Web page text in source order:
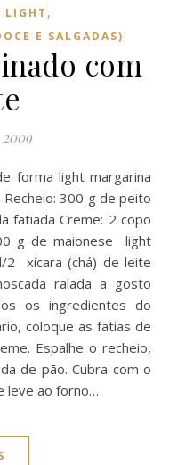
LIGHT ,
E SALGADAS)
com
2009
300 g de peito
fatiada Creme: 2 copo
g de maionese light
xícara (chá) de leite
ralada a gosto
os ingredientes do
coloque as fatias de
Espalhe o recheio,
de pão. Cubra com o
leve ao forno…